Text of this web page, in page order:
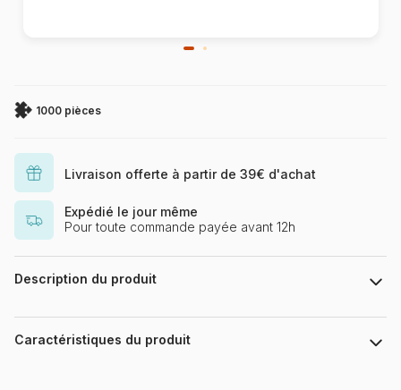
1000 pièces
Livraison offerte à partir de 39€ d'achat
Expédié le jour même
Pour toute commande payée avant 12h
Description du produit
.
Caractéristiques du produit